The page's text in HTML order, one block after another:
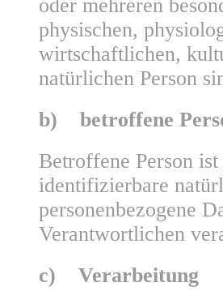
oder mehreren
physischen,
wirtschaftlichen,
natürlichen Person
b) betroffene
Betroffene Person
identifizierbare
personenbezogene
Verantwortlichen
c) Verarbeitung